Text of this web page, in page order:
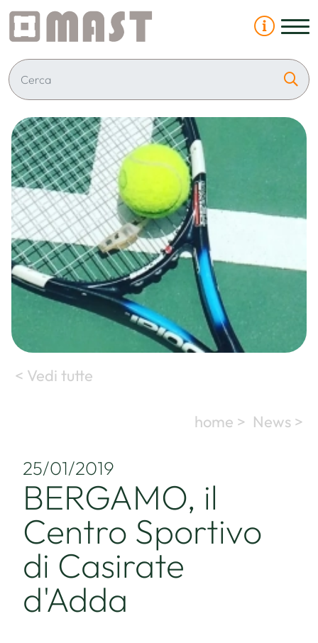
< Vedi tutte
home > News >
25/01/2019
BERGAMO, il
Centro Sportivo
di Casirate
d'Adda